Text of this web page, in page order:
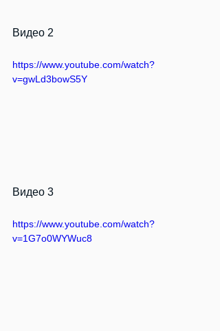
Видео 2
https://www.youtube.com/watch?
v=gwLd3bowS5Y
Видео 3
https://www.youtube.com/watch?
v=1G7o0WYWuc8